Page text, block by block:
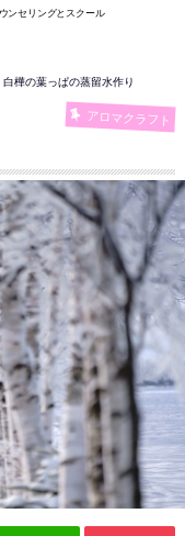
ンセリングとスクール
白樺の葉っぱの蒸留水作り
アロマクラフト